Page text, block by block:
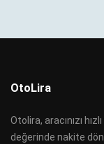
OtoLira
Otolira, aracınızı
değerinde nakite